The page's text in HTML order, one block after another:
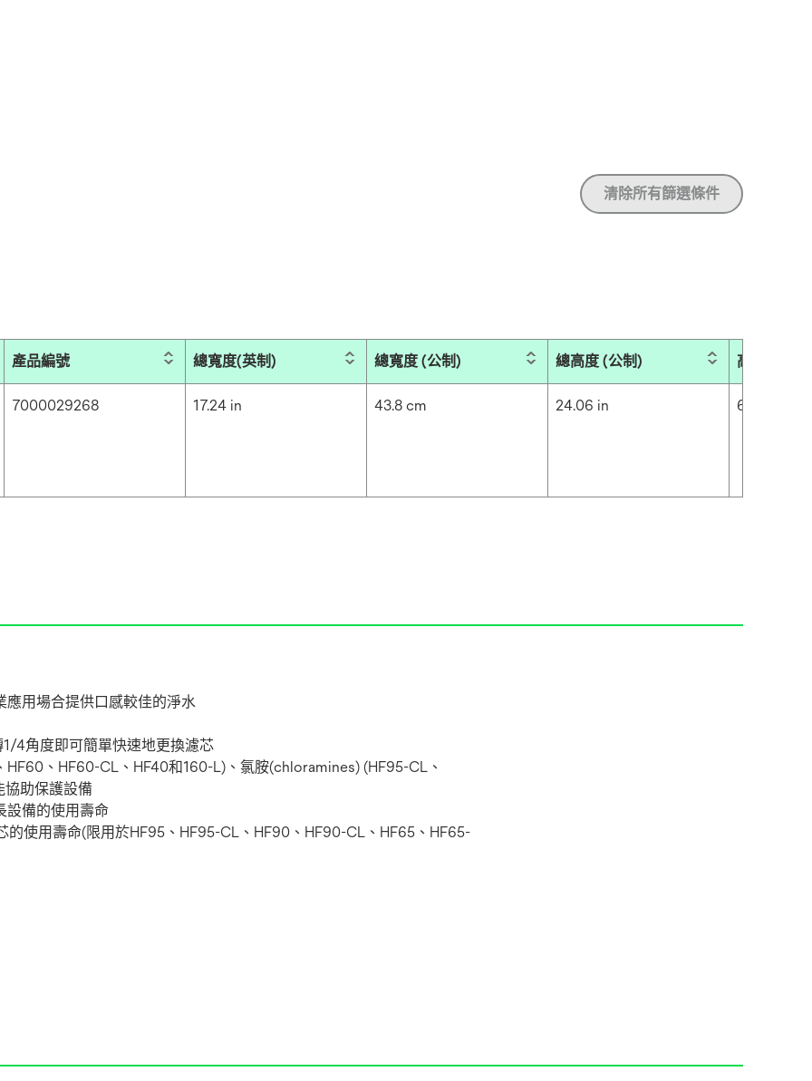
清除所有篩選條件
產品編號 總寬度(英制) 總寬度 (公制) 總高度 (公制) 高(公制)
7000029268 17.24 in 43.8 cm 24.06 in 61.1 cm
應用場合提供口感較佳的淨水
4角度即可簡單快速地更換濾芯
、HF60-CL、HF40和160-L)、氯胺(chloramines) (HF95-CL、
助保護設備
設備的使用壽命
的使用壽命(限用於HF95、HF95-CL、HF90、HF90-CL、HF65、HF65-